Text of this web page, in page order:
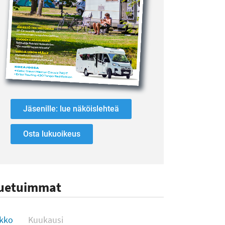
Jäsenille: lue näköislehteä
Osta lukuoikeus
Kuukausi